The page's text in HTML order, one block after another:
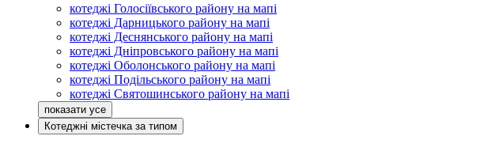
котеджі Голосіївського району на мапі
котеджі Дарницького району на мапі
котеджі Деснянського району на мапі
котеджі Дніпровського району на мапі
котеджі Оболонського району на мапі
котеджі Подільського району на мапі
котеджі Святошинського району на мапі
Котеджні містечка за типом